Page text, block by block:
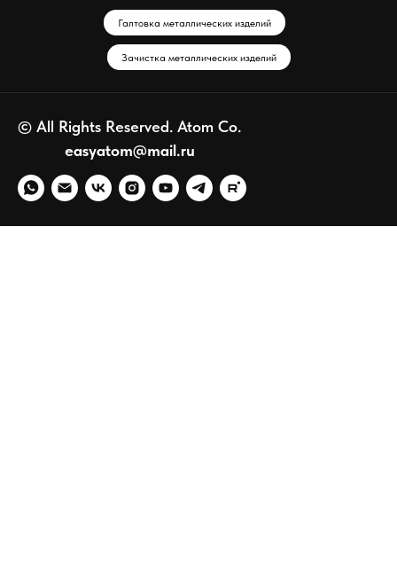
Галтовка металлических изделий
Зачистка металлических изделий
© All Rights Reserved. Atom Co.
easyatom@mail.ru